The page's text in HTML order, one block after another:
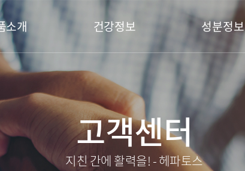
소개 건강정보 성분정보
고객센터
지친 간에 활력을! - 헤파토스